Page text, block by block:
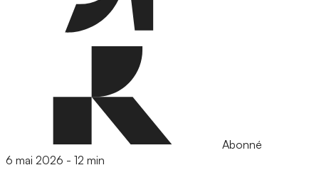
Abonné
6 mai 2026 - 12 min